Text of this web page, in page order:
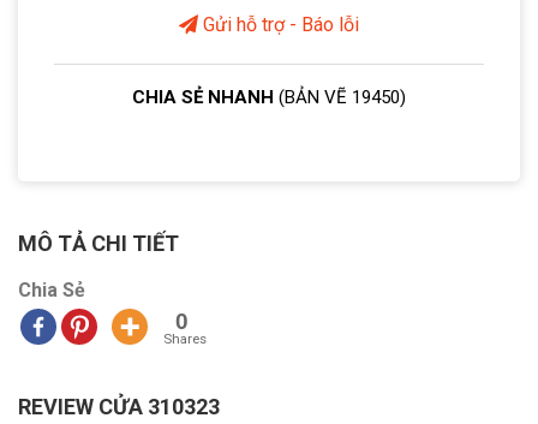
Gửi hỗ trợ - Báo lỗi
CHIA SẺ NHANH (BẢN VẼ 19450)
MÔ TẢ CHI TIẾT
Chia Sẻ
0
Shares
REVIEW CỬA 310323